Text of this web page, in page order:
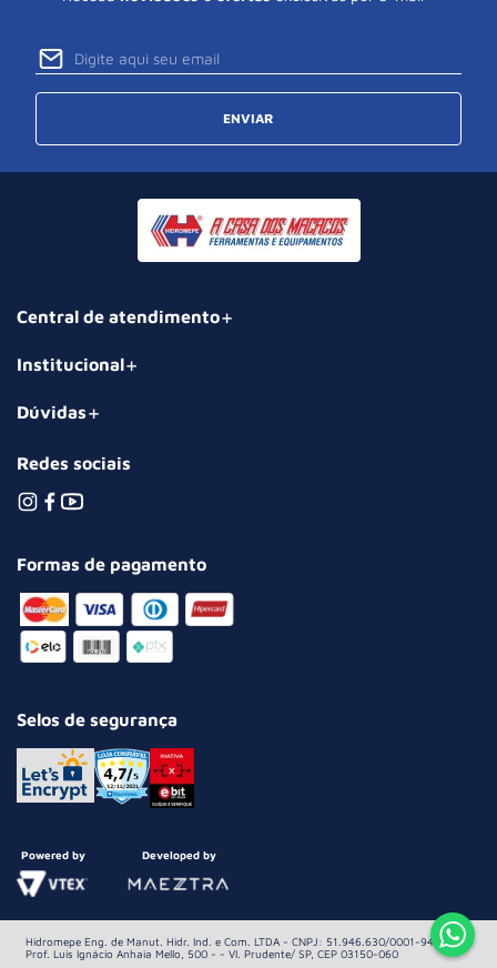
ENVIAR
Central de atendimento
Institucional
Dúvidas
Redes sociais
Formas de pagamento
Selos de segurança
Powered by Developed by
Hidromepe Eng. de Manut. Hidr. Ind. e Com. LTDA - CNPJ: 51.946.630/0001-94 Av.
Prof. Luis Ignácio Anhaia Mello, 500 - - Vl. Prudente/ SP, CEP 03150-060